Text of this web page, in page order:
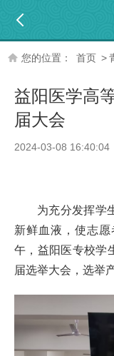
您的位置： 首页 >
益阳医学高
届大会
2024-03-08 16:40:04
为充分发挥学
新鲜血液，使志
午，益阳医专校学
届选举大会，选举